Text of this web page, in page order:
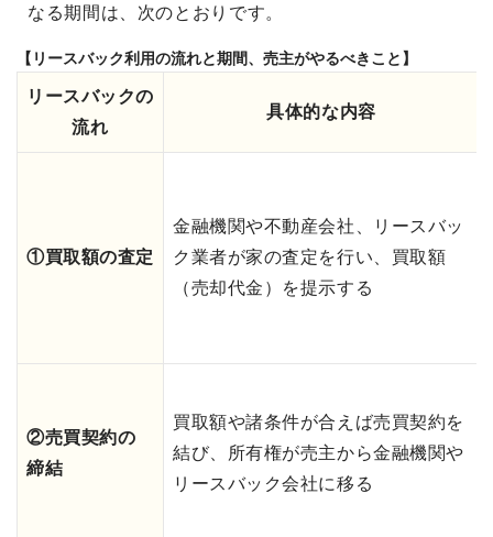
なる期間は、次のとおりです。
【リースバック利用の流れと期間、売主がやるべきこと】
リースバックの
流れ
具体的な内容
①買取額の査定
金融機関や不動産会社、リースバッ
ク業者が家の査定を行い、買取額
（売却代金）を提示する
②売買契約の
締結
買取額や諸条件が合えば売買契約を
結び、所有権が売主から金融機関や
リースバック会社に移る